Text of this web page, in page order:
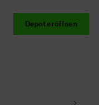
Depot eröffnen